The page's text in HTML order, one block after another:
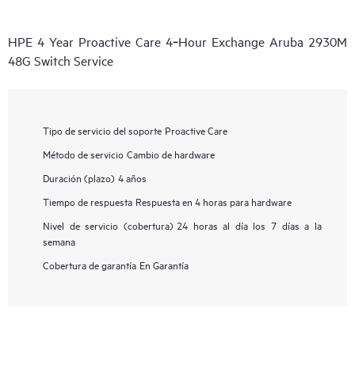
HPE 4 Year Proactive Care 4‑Hour Exchange Aruba 2930M
48G Switch Service
Tipo de servicio del soporte Proactive Care
Método de servicio Cambio de hardware
Duración (plazo) 4 años
Tiempo de respuesta Respuesta en 4 horas para hardware
Nivel de servicio (cobertura) 24 horas al día los 7 días a la
semana
Cobertura de garantía En Garantía